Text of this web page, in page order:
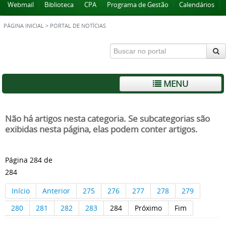
Webmail Biblioteca CPA Programa de Gestão Calendários
PÁGINA INICIAL > PORTAL DE NOTÍCIAS
MENU
Não há artigos nesta categoria. Se subcategorias são
exibidas nesta página, elas podem conter artigos.
Página 284 de
284
Início
Anterior 275 276 277 278
279
280
281 282 283 284 Próximo Fim